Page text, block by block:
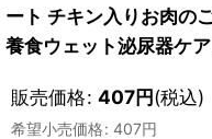
ート チキン入りお肉の
養食ウェット泌尿器ケア
販売価格: 407円(税込)
希望小売価格: 407円